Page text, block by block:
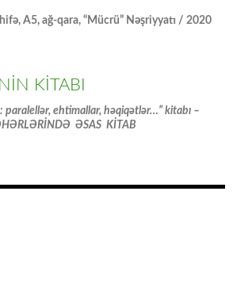
A5, ağ-qara, “Mücrü” Nəşriyyatı / 2020
KİTABI
paralellər, ehtimallar, həqiqətlər…” kitabı –
ƏSAS KİTAB